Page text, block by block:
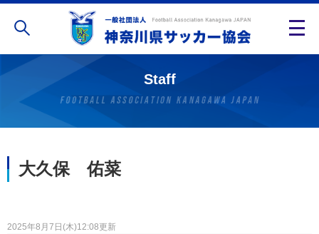
Staff
大久保 佑菜
2025年8月7日(木)12:08更新